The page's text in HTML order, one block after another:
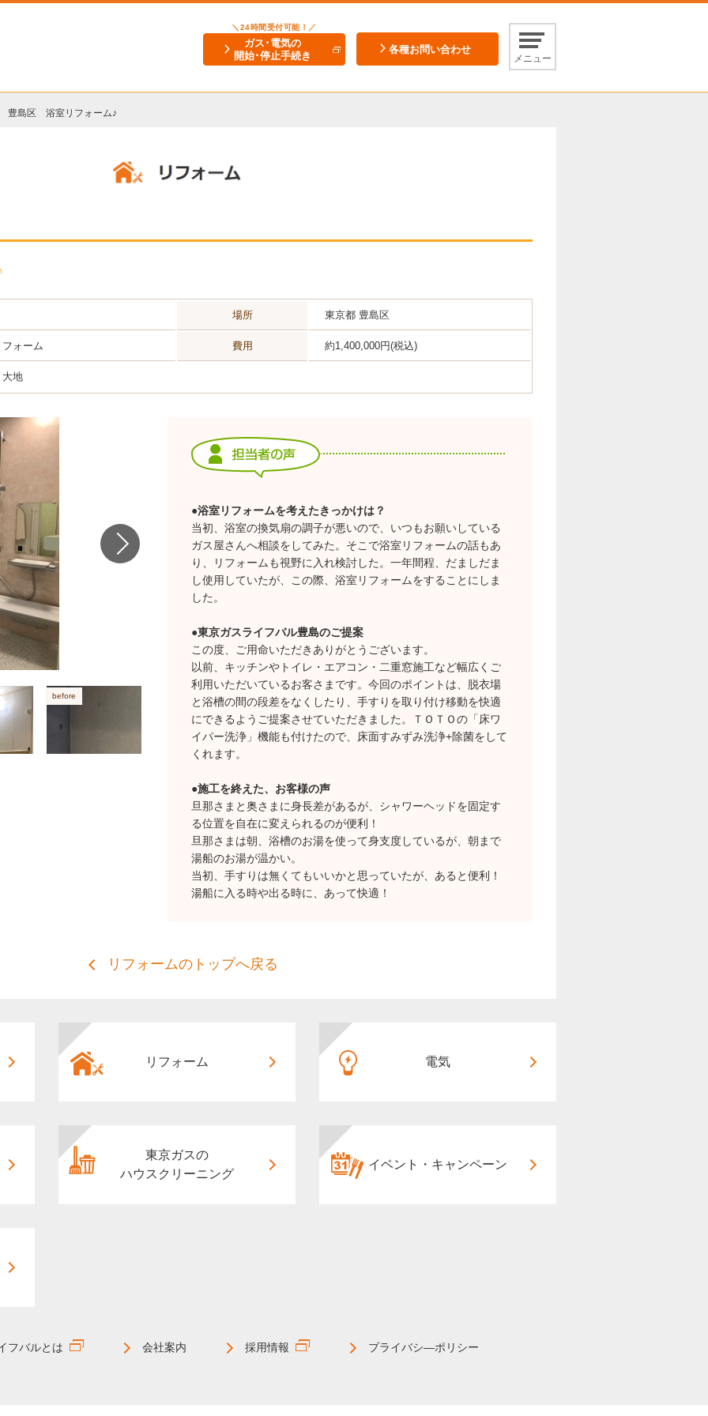
＼24時間受付可能！／
ガス･電気の
開始･停止手続き
各種お問い合わせ
メニュー
豊島区 浴室リフォーム♪
場所 東京都 豊島区
ォーム 費用 約1,400,000円(税込)
地
●浴室リフォームを考えたきっかけは？
当初、浴室の換気扇の調子が悪いので、いつもお願いしている
ガス屋さんへ相談をしてみた。そこで浴室リフォームの話もあ
り、リフォームも視野に入れ検討した。一年間程、だましだま
し使用していたが、この際、浴室リフォームをすることにしま
した。
●東京ガスライフバル豊島のご提案
この度、ご用命いただきありがとうございます。
以前、キッチンやトイレ・エアコン・二重窓施工など幅広くご
利用いただいているお客さまです。今回のポイントは、脱衣場
と浴槽の間の段差をなくしたり、手すりを取り付け移動を快適
にできるようご提案させていただきました。ＴＯＴＯの「床ワ
イパー洗浄」機能も付けたので、床面すみずみ洗浄+除菌をして
くれます。
●施工を終えた、お客様の声
旦那さまと奥さまに身長差があるが、シャワーヘッドを固定す
る位置を自在に変えられるのが便利！
旦那さまは朝、浴槽のお湯を使って身支度しているが、朝まで
湯船のお湯が温かい。
当初、手すりは無くてもいいかと思っていたが、あると便利！
湯船に入る時や出る時に、あって快適！
リフォームのトップへ戻る
リフォーム 電気
東京ガスの
ハウスクリーニング
イベント・キャンペーン
フバルとは 会社案内 採用情報 プライバシ―ポリシー